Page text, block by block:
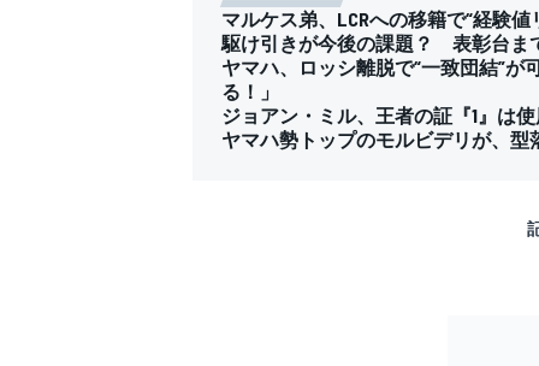
マルケス弟、LCRへの移籍で“経験
駆け引きが今後の課題？ 表彰台ま
ヤマハ、ロッシ離脱で“一致団結”
る！」
ジョアン・ミル、王者の証『1』は
ヤマハ勢トップのモルビデリが、